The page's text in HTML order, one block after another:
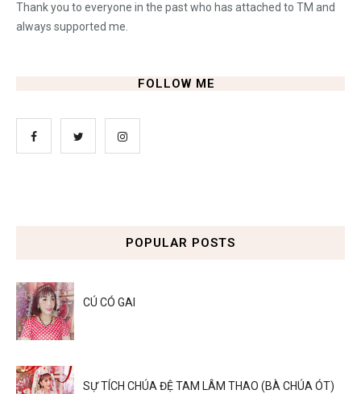
Thank you to everyone in the past who has attached to TM and
always supported me.
FOLLOW ME
POPULAR POSTS
CÚ CÓ GAI
SỰ TÍCH CHÚA ĐỆ TAM LÂM THAO (BÀ CHÚA ÓT)